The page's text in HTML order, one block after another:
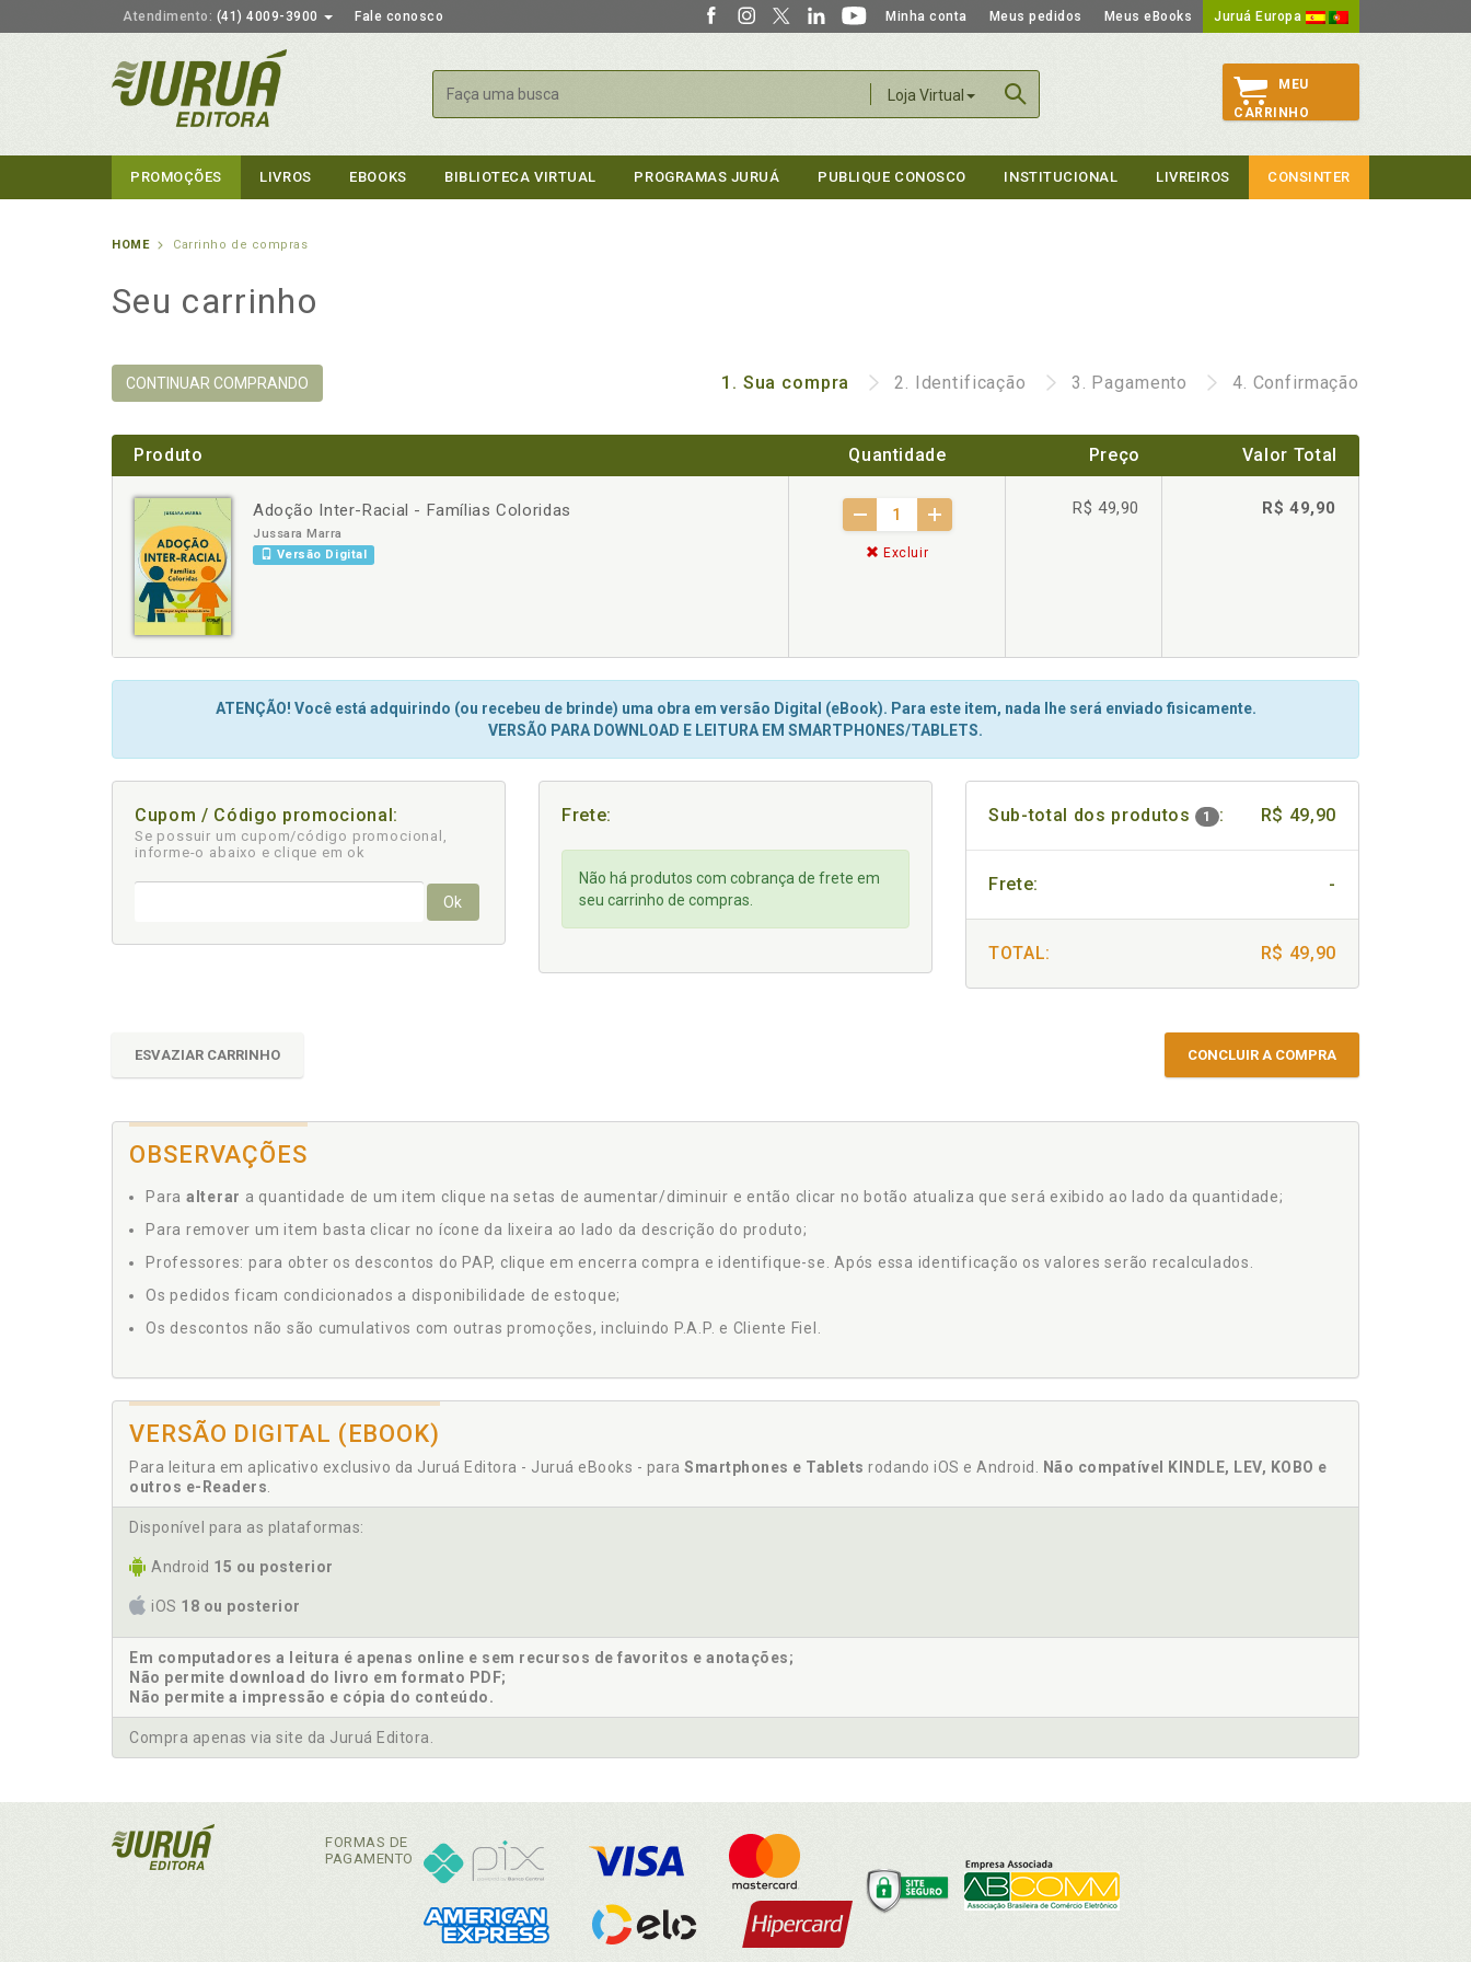
Atendimento: (41) 4009-3900 Fale conosco Minha conta Meus pedidos Meus eBooks Juruá Europa
Loja Virtual
Buscar
MEU
CARRINHO
PROMOÇÕES LIVROS EBOOKS BIBLIOTECA VIRTUAL PROGRAMAS JURUÁ PUBLIQUE CONOSCO INSTITUCIONAL LIVREIROS CONSINTER
HOME Carrinho de compras
Seu carrinho
CONTINUAR COMPRANDO 1. Sua compra 2. Identificação 3. Pagamento 4. Confirmação
Produto Quantidade Preço Valor Total
Adoção Inter-Racial - Famílias Coloridas
Jussara Marra
Versão Digital
- +
Excluir
R$ 49,90 R$ 49,90
ATENÇÃO! Você está adquirindo (ou recebeu de brinde) uma obra em versão Digital (eBook). Para este item, nada lhe será enviado fisicamente.
VERSÃO PARA DOWNLOAD E LEITURA EM SMARTPHONES/TABLETS.
Cupom / Código promocional:
Se possuir um cupom/código promocional,
informe-o abaixo e clique em ok
Ok
Frete:
Não há produtos com cobrança de frete em
seu carrinho de compras.
Sub-total dos produtos 1 : R$ 49,90
Frete: -
TOTAL: R$ 49,90
ESVAZIAR CARRINHO CONCLUIR A COMPRA
OBSERVAÇÕES
Para alterar a quantidade de um item clique na setas de aumentar/diminuir e então clicar no botão atualiza que será exibido ao lado da quantidade;
Para remover um item basta clicar no ícone da lixeira ao lado da descrição do produto;
Professores: para obter os descontos do PAP, clique em encerra compra e identifique-se. Após essa identificação os valores serão recalculados.
Os pedidos ficam condicionados a disponibilidade de estoque;
Os descontos não são cumulativos com outras promoções, incluindo P.A.P. e Cliente Fiel.
VERSÃO DIGITAL (EBOOK)
Para leitura em aplicativo exclusivo da Juruá Editora - Juruá eBooks - para Smartphones e Tablets rodando iOS e Android.
Não compatível KINDLE, LEV, KOBO e
outros e-Readers
Disponível para as plataformas:
Android 15 ou posterior
iOS 18 ou posterior
Em computadores a leitura é apenas online e sem recursos de favoritos e anotações;
Não permite download do livro em formato PDF;
Não permite a impressão e cópia do conteúdo.
Compra apenas via site da Juruá Editora.
FORMAS DE
PAGAMENTO